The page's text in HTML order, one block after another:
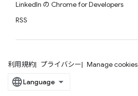
LinkedIn の Chrome for Developers
RSS
利用規約 プライバシー Manage cookies